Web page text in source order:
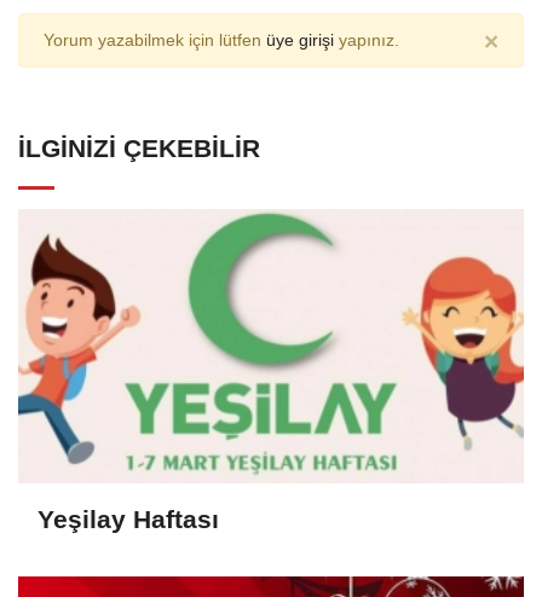
Yorum yazabilmek için lütfen üye girişi yapınız. ×
İLGINIZI ÇEKEBILIR
Yeşilay Haftası